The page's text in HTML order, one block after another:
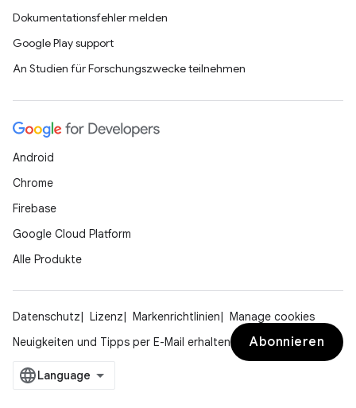
Dokumentationsfehler melden
Google Play support
An Studien für Forschungszwecke teilnehmen
Android
Chrome
Firebase
Google Cloud Platform
Alle Produkte
Datenschutz Lizenz Markenrichtlinien
Manage cookies
Neuigkeiten und Tipps per E-Mail erhalten
Abonnieren